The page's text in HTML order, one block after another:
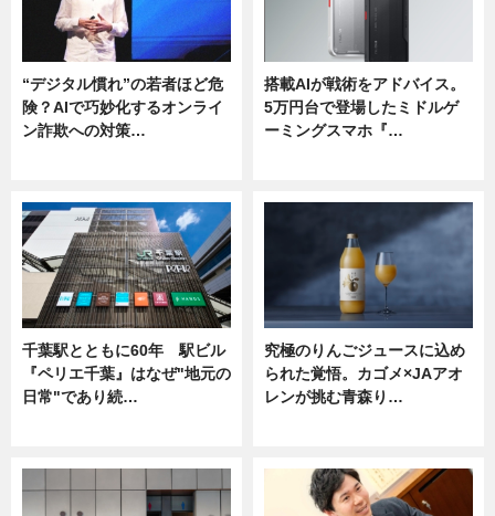
“デジタル慣れ”の若者ほど危
険？AIで巧妙化するオンライ
ン詐欺への対策…
搭載AIが戦術をアドバイス。
5万円台で登場したミドルゲ
ーミングスマホ『…
千葉駅とともに60年 駅ビル
『ペリエ千葉』はなぜ"地元の
日常"であり続…
究極のりんごジュースに込め
られた覚悟。カゴメ×JAアオ
レンが挑む青森り…